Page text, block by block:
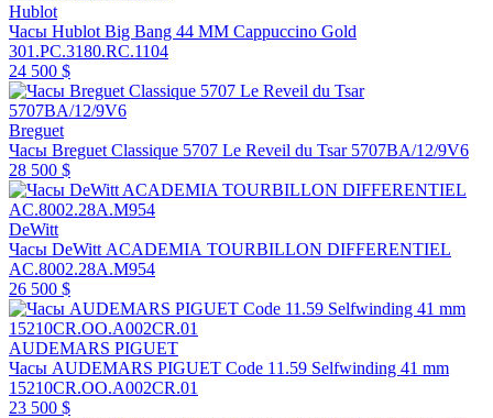
Hublot
Часы Hublot Big Bang 44 MM Cappuccino Gold
301.PC.3180.RC.1104
24 500 $
Breguet
Часы Breguet Classique 5707 Le Reveil du Tsar 5707BA/12/9V6
28 500 $
DeWitt
Часы DeWitt ACADEMIA TOURBILLON DIFFERENTIEL
AC.8002.28A.M954
26 500 $
AUDEMARS PIGUET
Часы AUDEMARS PIGUET Code 11.59 Selfwinding 41 mm
15210CR.OO.A002CR.01
23 500 $